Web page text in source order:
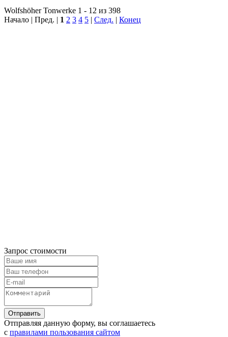
Wolfshöher Tonwerke 1 - 12 из 398
Начало | Пред. | 1 2 3 4 5 | След. | Конец
Запрос стоимости
Отправляя данную форму, вы соглашаетесь
с правилами пользования сайтом